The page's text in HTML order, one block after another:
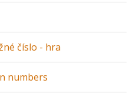
číslo - hra
numbers